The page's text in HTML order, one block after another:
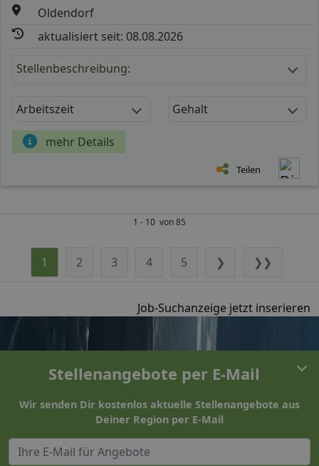
Oldendorf
aktualisiert seit: 08.08.2026
Stellenbeschreibung:
Arbeitszeit Gehalt
mehr Details
Teilen
1 - 10 von 85
1 2 3 4 5 ❯ ❯❯
Job-Suchanzeige jetzt inserieren
Stellenangebote per E-Mail
Wir senden Dir kostenlos aktuelle Stellenangebote aus
Deiner Region per E-Mail